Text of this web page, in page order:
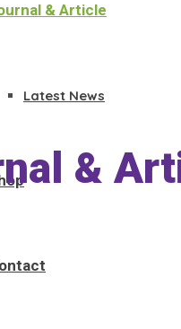
& Article
Latest News
&